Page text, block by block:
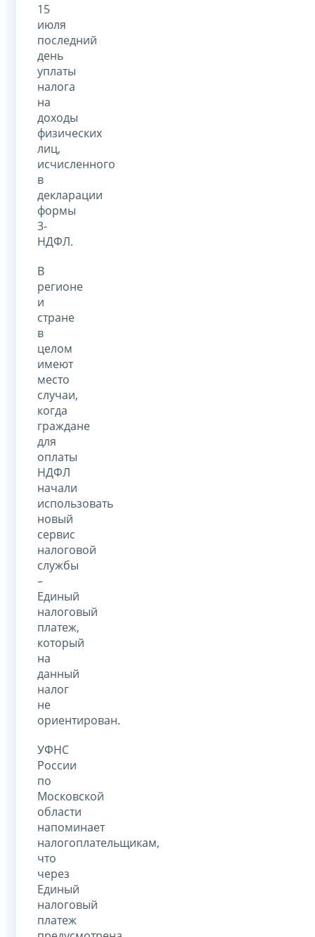
15
июля
последний
день
уплаты
налога
на
доходы
физических
лиц,
исчисленного
в
декларации
формы
3-
НДФЛ.
В
регионе
и
стране
в
целом
имеют
место
случаи,
когда
граждане
для
оплаты
НДФЛ
начали
использовать
новый
сервис
налоговой
службы
–
Единый
налоговый
платеж,
который
на
данный
налог
не
ориентирован.
УФНС
России
по
Московской
области
напоминает
налогоплательщикам,
что
через
Единый
налоговый
платеж